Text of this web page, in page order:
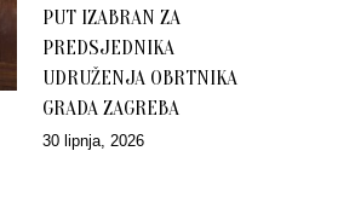
PUT IZABRAN ZA
PREDSJEDNIKA
UDRUŽENJA OBRTNIKA
GRADA ZAGREBA
30 lipnja, 2026